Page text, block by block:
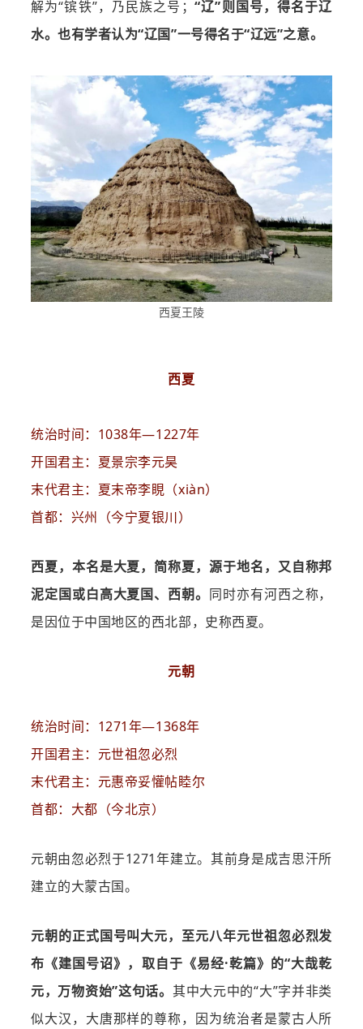
解为“镔铁”，乃民族之号；“辽”则国号，得名于辽
水。也有学者认为“辽国”一号得名于“辽远”之意。
西夏王陵
西夏
统治时间：1038年—1227年
开国君主：夏景宗李元昊
末代君主：夏末帝李睍（xiàn）
首都：兴州（今宁夏银川）
西夏，本名是大夏，简称夏，源于地名，又自称邦
泥定国或白高大夏国、西朝。 同时亦有河西之称，
是因位于中国地区的西北部，史称西夏。
元朝
统治时间：1271年—1368年
开国君主：元世祖忽必烈
末代君主：元惠帝妥懽帖睦尔
首都：大都（今北京）
元朝由忽必烈于1271年建立。其前身是成吉思汗所
建立的大蒙古国。
元朝的正式国号叫大元，至元八年元世祖忽必烈发
布《建国号诏》，取自于《易经·乾篇》的“大哉乾
元，万物资始”这句话。 其中大元中的“大”字并非类
似大汉，大唐那样的尊称，因为统治者是蒙古人所